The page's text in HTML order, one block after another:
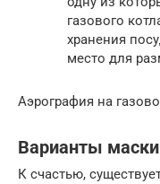
газового
хранения
место для
Аэрография на
Варианты
К счастью,